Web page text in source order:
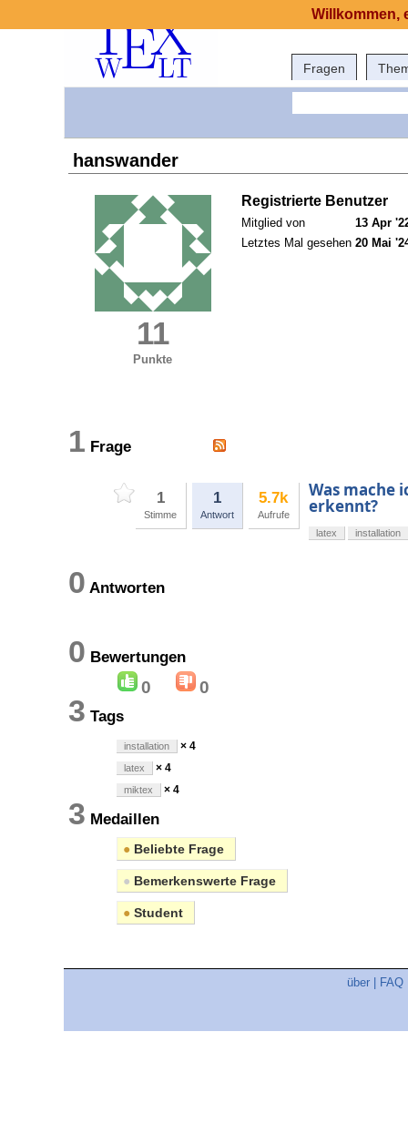
Fragen
hanswander
11
Punkte
Registrierte Benutzer
Mitglied von
13 Apr
Letztes Mal gesehen 20 Mai
1 Frage
1
Stimme
1
Antwort
5.7k
Aufrufe
Was mache
erkennt?
latex installation
0 Antworten
0 Bewertungen
0 0
3 Tags
installation × 4
latex × 4
miktex × 4
3 Medaillen
● Beliebte Frage
● Bemerkenswerte Frage
● Student
über FAQ
Willkommen,